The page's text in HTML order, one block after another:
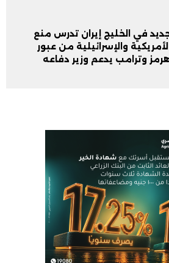
في الخليج إيران تدرس منع
والإسرائيلية من عبور
وترامب يدعم وزير دفاعه